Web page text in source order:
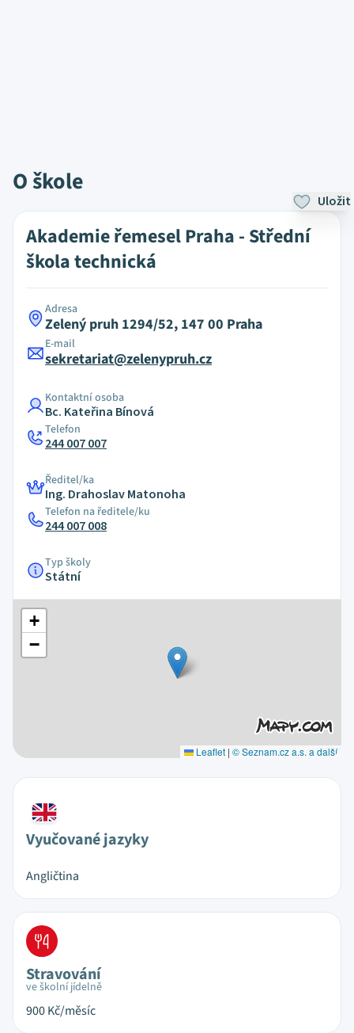
O škole
Uložit
Akademie řemesel Praha - Střední
škola technická
Adresa
Zelený pruh 1294/52, 147 00 Praha
E-mail
sekretariat@zelenypruh.cz
Kontaktní osoba
Bc. Kateřina Bínová
Telefon
244 007 007
Ředitel/ka
Ing. Drahoslav Matonoha
Telefon na ředitele/ku
244 007 008
Typ školy
Státní
+
−
Leaflet | © Seznam.cz a.s. a další
Vyučované jazyky
Angličtina
Stravování
ve školní jídelně
900Kč/měsíc